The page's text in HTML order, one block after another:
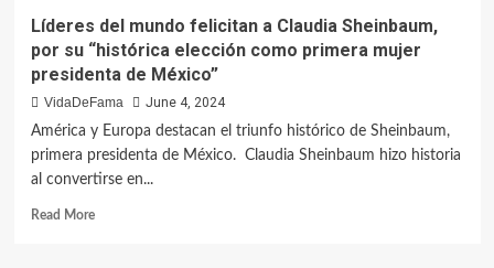
Líderes del mundo felicitan a Claudia Sheinbaum,
por su “histórica elección como primera mujer
presidenta de México”
VidaDeFama
June 4, 2024
América y Europa destacan el triunfo histórico de Sheinbaum,
primera presidenta de México. Claudia Sheinbaum hizo historia
al convertirse en...
Read More